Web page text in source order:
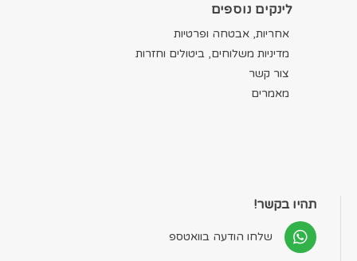
לינקים נוספים
אחריות, אבטחה ופרטיות
מדיניות משלוחים, ביטולים וחזרות
צור קשר
מאמרים
תהיו בקשר!
שלחו הודעה בוואטספ